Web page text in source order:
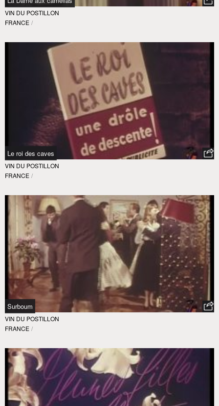
VIN DU POSTILLON
FRANCE /
Le roi des caves
VIN DU POSTILLON
FRANCE /
Surboum
VIN DU POSTILLON
FRANCE /